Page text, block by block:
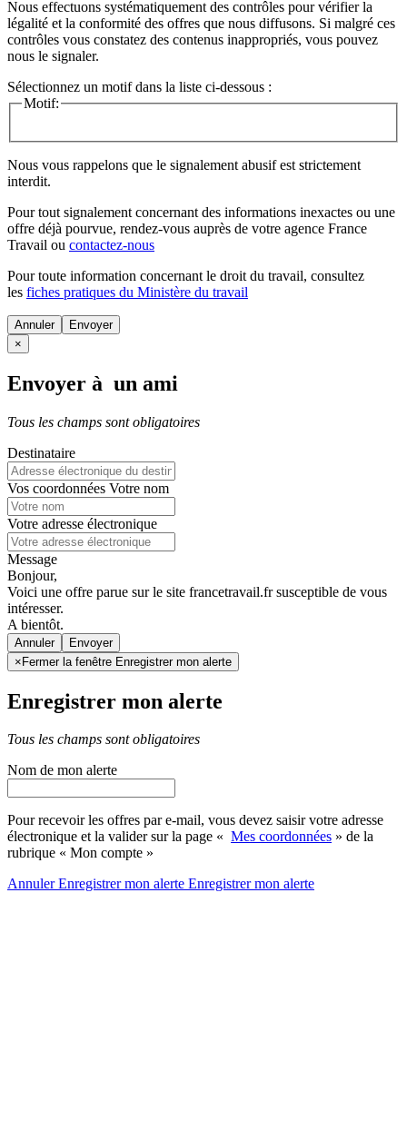
Nous effectuons systématiquement des contrôles pour vérifier la
légalité et la conformité des offres que nous diffusons. Si malgré ces
contrôles vous constatez des contenus inappropriés, vous pouvez
nous le signaler.
Sélectionnez un motif dans la liste ci-dessous :
Motif:
Nous vous rappelons que le signalement abusif est strictement
interdit.
Pour tout signalement concernant des informations inexactes ou une
offre déjà pourvue, rendez-vous auprès de votre agence France
Travail ou contactez-nous
Pour toute information concernant le droit du travail, consultez
les fiches pratiques du Ministère du travail
Annuler
×
Envoyer à un ami
Tous les champs sont obligatoires
Destinataire
Vos coordonnées Votre nom
Votre adresse électronique
Message
Bonjour,
Voici une offre parue sur le site francetravail.fr susceptible de vous
intéresser.
A bientôt.
Annuler
×Fermer la fenêtre Enregistrer mon alerte
Enregistrer mon alerte
Tous les champs sont obligatoires
Nom de mon alerte
Pour recevoir les offres par e-mail, vous devez saisir votre adresse
électronique et la valider sur la page « Mes coordonnées » de la
rubrique « Mon compte »
AnnulerEnregistrer mon alerte Enregistrermon alerte